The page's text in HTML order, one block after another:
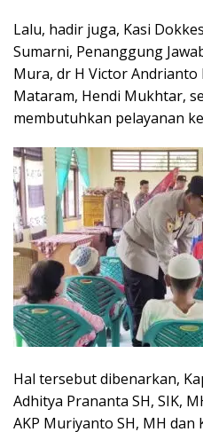
Lalu, hadir juga, Kasi
Sumarni, Penanggung
Mura, dr H Victor Andrianto
Mataram, Hendi Mukhtar,
membutuhkan pelayanan
Hal tersebut dibenarkan,
Adhitya Prananta SH, SIK,
AKP Muriyanto SH, MH dan